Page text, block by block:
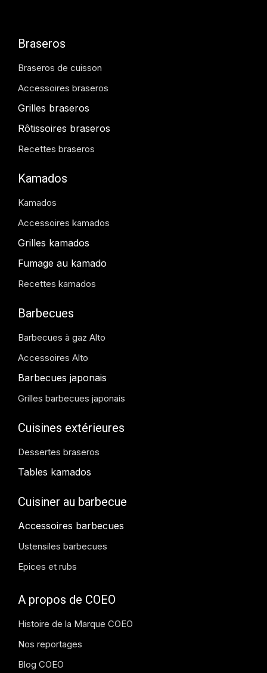
Braseros
Braseros de cuisson
Accessoires braseros
Grilles braseros
Rôtissoires braseros
Recettes braseros
Kamados
Kamados
Accessoires kamados
Grilles kamados
Fumage au kamado
Recettes kamados
Barbecues
Barbecues à gaz Alto
Accessoires Alto
Barbecues japonais
Grilles barbecues japonais
Cuisines extérieures
Dessertes braseros
Tables kamados
Cuisiner au barbecue
Accessoires barbecues
Ustensiles barbecues
Epices et rubs
A propos de COEO
Histoire de la Marque COEO
Nos reportages
Blog COEO